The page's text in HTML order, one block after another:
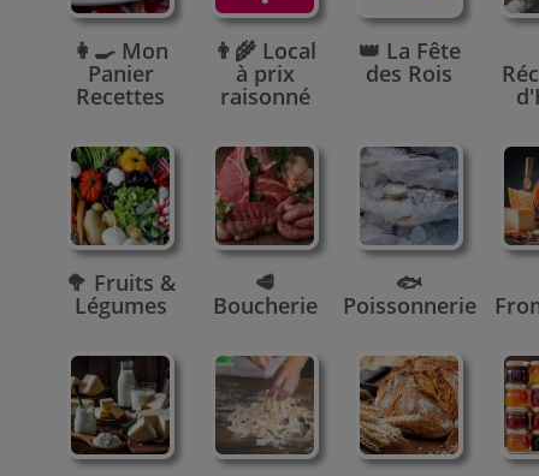
👩‍🍳 Mon
Panier
Recettes
👨‍🌾 Local
à prix
raisonné
👑 La Fête
des Rois
🥦 Fruits &
Légumes
🥩
Boucherie
🐟
Poissonnerie